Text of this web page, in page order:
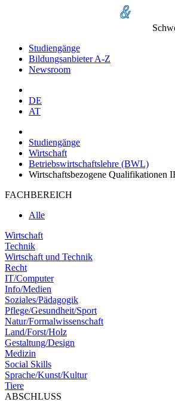
Studiengänge
Bildungsanbieter A-Z
Newsroom
DE
AT
Studiengänge
Wirtschaft
Betriebswirtschaftslehre (BWL)
Wirtschaftsbezogene Qualifikationen
FACHBEREICH
Alle
Wirtschaft
Technik
Wirtschaft und Technik
Recht
IT/Computer
Info/Medien
Soziales/Pädagogik
Pflege/Gesundheit/Sport
Natur/Formalwissenschaft
Land/Forst/Holz
Gestaltung/Design
Medizin
Social Skills
Sprache/Kunst/Kultur
Tiere
ABSCHLUSS